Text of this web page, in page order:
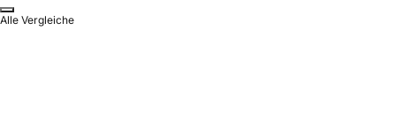
Alle Vergleiche